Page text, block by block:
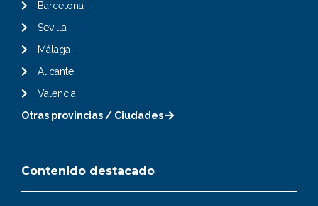
Barcelona
Sevilla
Málaga
Alicante
Valencia
Otras provincias / Ciudades
Contenido destacado